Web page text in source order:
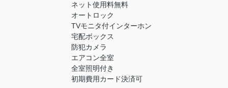
ネット使用料無料
オートロック
TVモニタ付インターホン
宅配ボックス
防犯カメラ
エアコン全室
全室照明付き
初期費用カード決済可